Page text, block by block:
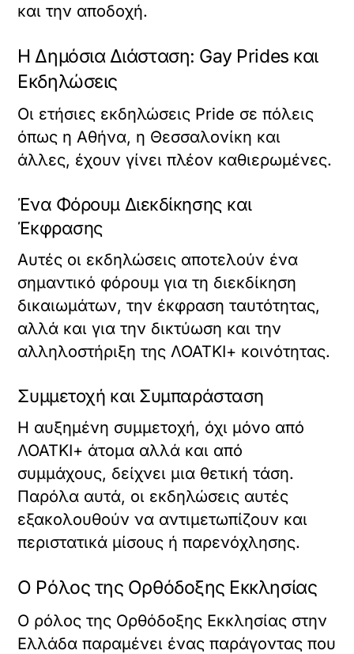
και την αποδοχή.
Η Δημόσια Διάσταση: Gay Prides και
Εκδηλώσεις
Οι ετήσιες εκδηλώσεις Pride σε πόλεις
όπως η Αθήνα, η Θεσσαλονίκη και
άλλες, έχουν γίνει πλέον καθιερωμένες.
Ένα Φόρουμ Διεκδίκησης και
Έκφρασης
Αυτές οι εκδηλώσεις αποτελούν ένα
σημαντικό φόρουμ για τη διεκδίκηση
δικαιωμάτων, την έκφραση ταυτότητας,
αλλά και για την δικτύωση και την
αλληλοστήριξη της ΛΟΑΤΚΙ+ κοινότητας.
Συμμετοχή και Συμπαράσταση
Η αυξημένη συμμετοχή, όχι μόνο από
ΛΟΑΤΚΙ+ άτομα αλλά και από
συμμάχους, δείχνει μια θετική τάση.
Παρόλα αυτά, οι εκδηλώσεις αυτές
εξακολουθούν να αντιμετωπίζουν και
περιστατικά μίσους ή παρενόχλησης.
Ο Ρόλος της Ορθόδοξης Εκκλησίας
Ο ρόλος της Ορθόδοξης Εκκλησίας στην
Ελλάδα παραμένει ένας παράγοντας που